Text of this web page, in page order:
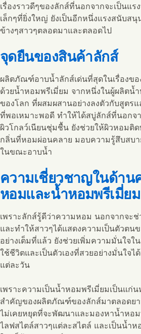
เรื่องราวดีๆของลักส์ที่นอกจากจะเป็นแร
เล็กๆที่ยิ่งใหญ่ ยังเป็นอีกหนึ่งแรงสนับสนุ
ข้างๆสาวๆตลอดมาและตลอดไป
จุดยืนของสินค้าลักส์
ผลิตภัณฑ์อาบน้ำลักส์เด่นที่สุดในเรื่องข
ด้วยน้ำหอมพรีเมี่ยม จากหนึ่งในผู้ผลิตน้
ของโลก ที่ผสมผสานอย่างลงตัวกับสูตรแ
ที่พอเหมาะพอดี ทำให้ได้สบู่ลักส์ที่นอกจ
ผิวโกลว์เนียนชุ่มชื้น ยังช่วยให้ผิวหอมติ
กลิ่นที่หอมผ่อนคลาย มอบความรู้สึบสบา
ในขณะอาบน้ำ
ความเชี่ยวชาญในด้าน
หอมและน้ำหอมพรีเมี่ยม
เพราะลักส์รู้ดีว่าความหอม นอกจากจะช่
และทำให้สาวๆได้แสดงความเป็นตัวตน
อย่างเต็มที่แล้ว ยังช่วยเพิ่มความมั่นใจใ
ใช้ชีวิตและเป็นตัวเองที่สวยอย่างมั่นใจไ
แต่ละวัน
เพราะความเป็นน้ำหอมพรีเมี่ยมเป็นแก่
สำคัญของผลิตภัณฑ์ของลักส์มาตลอดยา
ไม่เคยหยุดที่จะพัฒนาและมองหาน้ำหอ
ไลฟสไตล์สาวๆแต่ละสไตล์ และเป็นน้ำห